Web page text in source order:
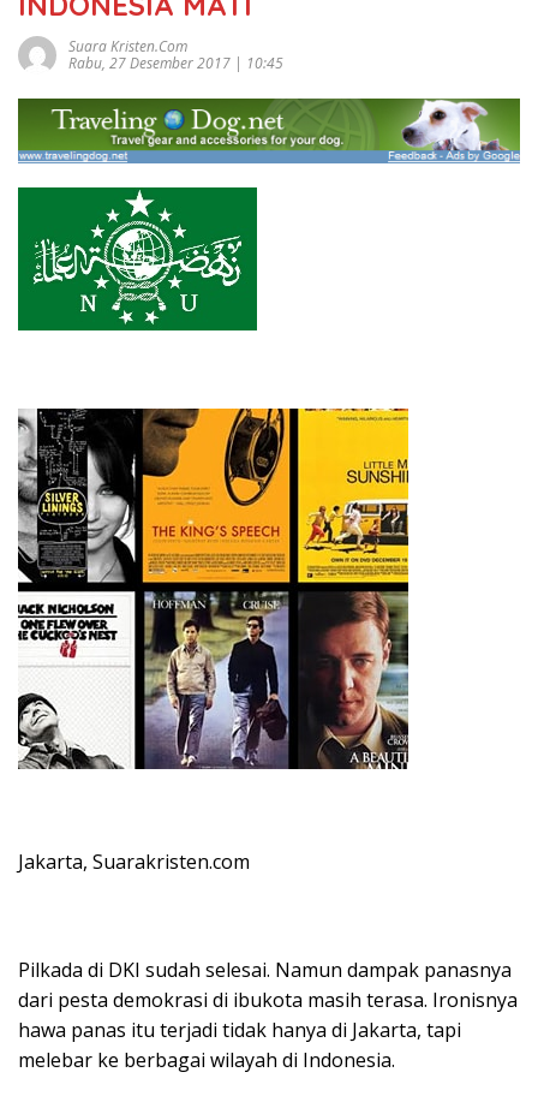
Suara Kristen.com
Rabu, 27 Desember 2017 | 10:45
Jakarta, Suarakristen.com
Pilkada di DKI sudah selesai. Namun dampak panasnya
dari pesta demokrasi di ibukota masih terasa. Ironisnya
hawa panas itu terjadi tidak hanya di Jakarta, tapi
melebar ke berbagai wilayah di Indonesia.